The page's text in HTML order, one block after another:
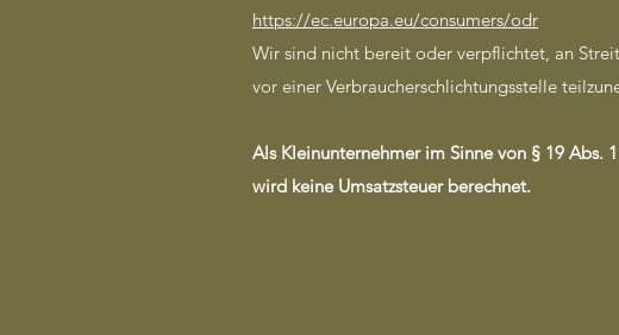
https://ec.europa.eu/consumers/odr
Wir sind nicht bereit oder verpflichtet, an
vor einer Verbraucherschlichtungsstelle
Als Kleinunternehmer im Sinne von § 19 Abs.
wird keine Umsatzsteuer berechnet.